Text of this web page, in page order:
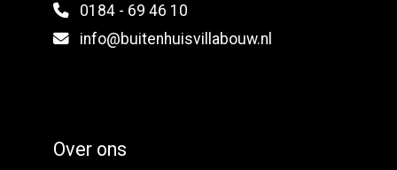
0184 - 69 46 10
info@buitenhuisvillabouw.nl
Over ons